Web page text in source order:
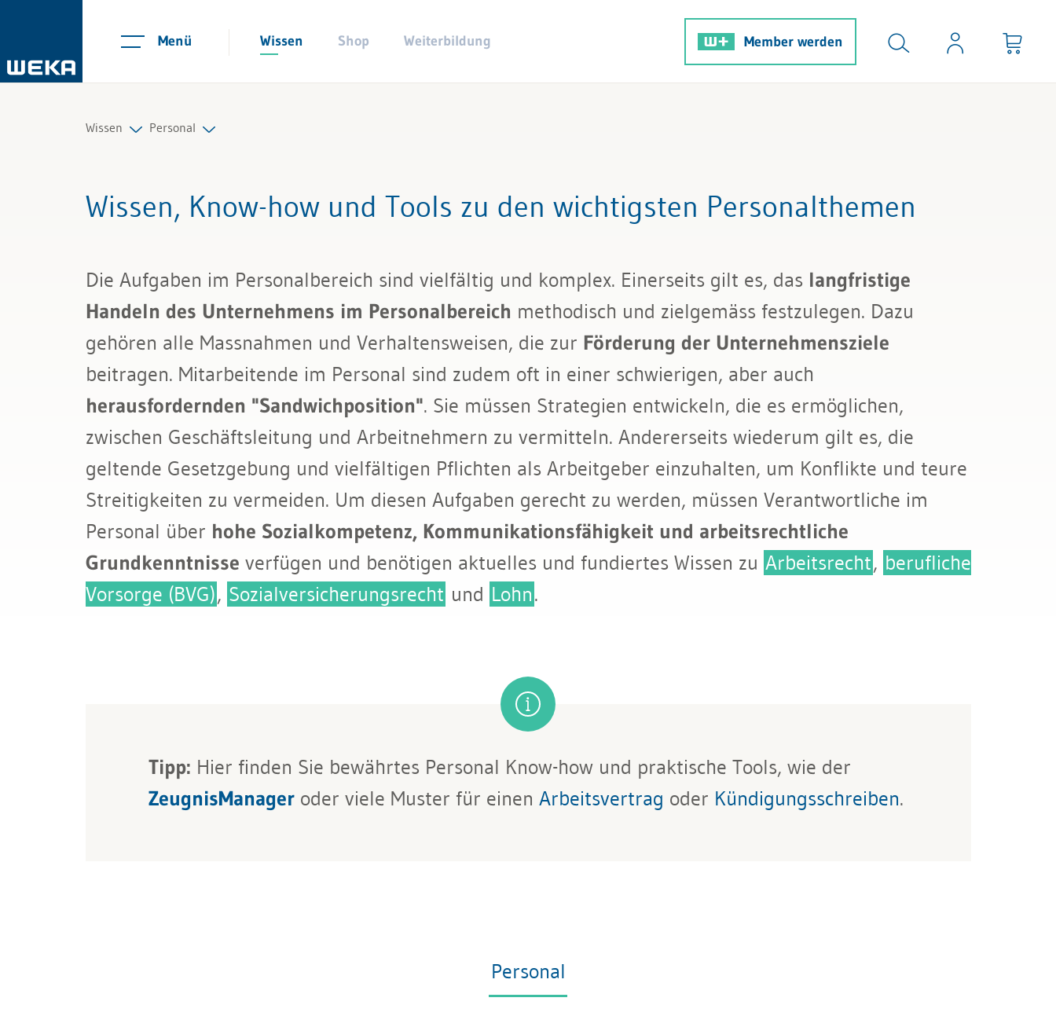
Menü Wissen Shop Weiterbildung Member werden
Wissen
Management
Finanzen & Steuern
Bau & Immobilien
Personal
Arbeitsverträge und Reglemente
Lohn und Gehalt
Kündigung & Arbeitszeugnis
Sozialversicherungen
Wissen, Know-how und Tools zu den wichtigsten Personalthemen
Die Aufgaben im Personalbereich sind vielfältig und komplex. Einerseits gilt es, das langfristige
Handeln des Unternehmens im Personalbereich methodisch und zielgemäss festzulegen. Dazu
gehören alle Massnahmen und Verhaltensweisen, die zur Förderung der Unternehmensziele
beitragen. Mitarbeitende im Personal sind zudem oft in einer schwierigen, aber auch
herausfordernden "Sandwichposition". Sie müssen Strategien entwickeln, die es ermöglichen,
zwischen Geschäftsleitung und Arbeitnehmern zu vermitteln. Andererseits wiederum gilt es, die
geltende Gesetzgebung und vielfältigen Pflichten als Arbeitgeber einzuhalten, um Konflikte und teure
Streitigkeiten zu vermeiden. Um diesen Aufgaben gerecht zu werden, müssen Verantwortliche im
Personal über hohe Sozialkompetenz, Kommunikationsfähigkeit und arbeitsrechtliche
Grundkenntnisse verfügen und benötigen aktuelles und fundiertes Wissen zu Arbeitsrecht, berufliche
Vorsorge (BVG), Sozialversicherungsrecht und Lohn.
Tipp: Hier finden Sie bewährtes Personal Know-how und praktische Tools, wie der
ZeugnisManageroder viele Muster für einen Arbeitsvertrag oder Kündigungsschreiben.
Personal